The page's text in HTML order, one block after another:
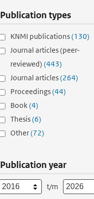
Publication types
KNMI publications(130)
Journal articles (peer-
reviewed) (443)
Journal articles(264)
Proceedings(44)
Book(4)
Thesis(6)
Other(72)
Publication year
t/m